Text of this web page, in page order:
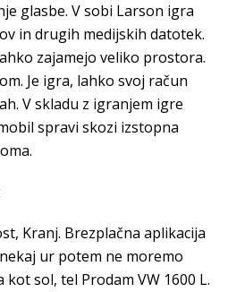
glasbe. V sobi Larson igra
in drugih medijskih datotek.
zajamejo veliko prostora.
Je igra, lahko svoj račun
V skladu z igranjem igre
spravi skozi izstopna
Kranj. Brezplačna aplikacija
ur potem ne moremo
sol, tel Prodam VW 1600 L.